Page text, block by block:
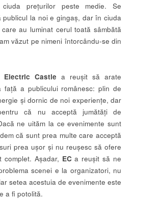
prețurilor peste medie. Se
publicul la noi e gingaș, dar în ciuda
au luminat cerul toată sâmbătă
văzut pe nimeni întorcându-se din
Electric Castle a reușit să arate
față a publicului românesc: plin de
și dornic de noi experiențe, dar
că nu acceptă jumătăți de
ne uităm la ce evenimente sunt
că sunt prea multe care acceptă
prea ușor și nu reușesc să ofere
complet. Așadar, EC a reușit să ne
scenei e la organizatori, nu
setea acestuia de evenimente este
a fi potolită.